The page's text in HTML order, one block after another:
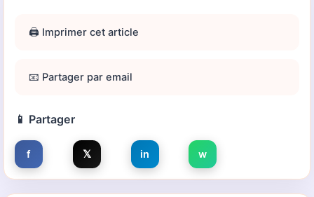
🖨️ Imprimer cet article
📧 Partager par email
📱 Partager
f 𝕏 in w